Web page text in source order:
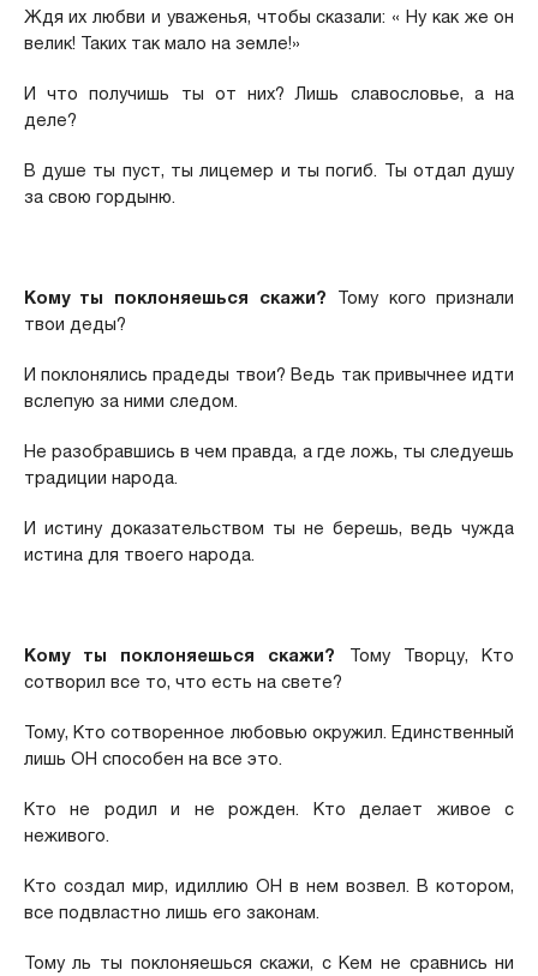
Ждя их любви и уваженья, чтобы сказали: « Ну как же он
велик! Таких так мало на земле!»
И что получишь ты от них? Лишь славословье, а на
деле?
В душе ты пуст, ты лицемер и ты погиб. Ты отдал душу
за свою гордыню.
Кому ты поклоняешься скажи? Тому кого признали
твои деды?
И поклонялись прадеды твои? Ведь так привычнее идти
вслепую за ними следом.
Не разобравшись в чем правда, а где ложь, ты следуешь
традиции народа.
И истину доказательством ты не берешь, ведь чужда
истина для твоего народа.
Кому ты поклоняешься скажи? Тому Творцу, Кто
сотворил все то, что есть на свете?
Тому, Кто сотворенное любовью окружил. Единственный
лишь ОН способен на все это.
Кто не родил и не рожден. Кто делает живое с
неживого.
Кто создал мир, идиллию ОН в нем возвел. В котором,
все подвластно лишь его законам.
Тому ль ты поклоняешься скажи, с Кем не сравнись ни